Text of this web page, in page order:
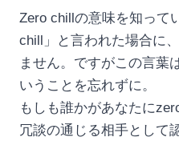
Zero chillの意味を知って
chill」と言われた場合に
ません。ですがこの言葉
いうことを忘れずに。
もしも誰かがあなたに
冗談の通じる相手として